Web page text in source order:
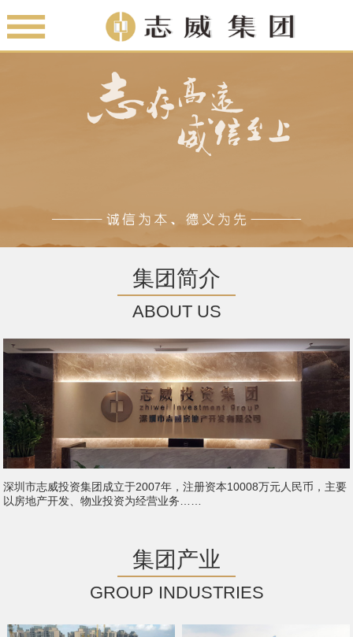
集团简介
ABOUT US
深圳市志威投资集团成立于2007年，注册资本10008万元人民币，主要
以房地产开发、物业投资为经营业务……
集团产业
GROUP INDUSTRIES